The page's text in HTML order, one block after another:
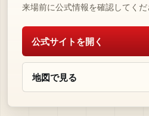
来場前に公式情報を確認してくだ
公式サイトを開く
地図で見る